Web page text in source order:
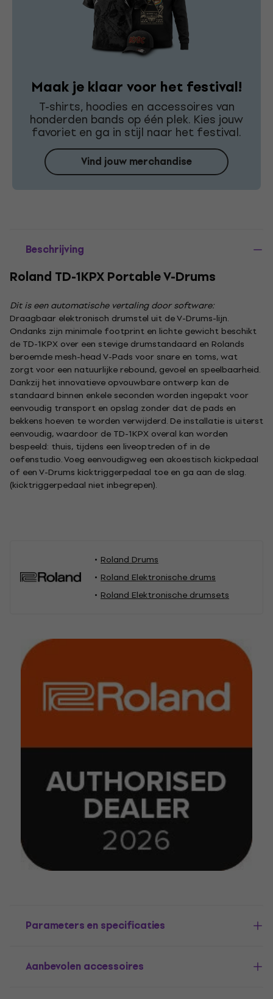
Maak je klaar voor het festival!
T-shirts, hoodies en accessoires van
honderden bands op één plek. Kies jouw
favoriet en ga in stijl naar het festival.
Vind jouw merchandise
Beschrijving
Roland TD-1KPX Portable V-Drums
Dit is een automatische vertaling door software:
Draagbaar elektronisch drumstel uit de V-Drums-lijn.
Ondanks zijn minimale footprint en lichte gewicht beschikt
de TD-1KPX over een stevige drumstandaard en Rolands
beroemde mesh-head V-Pads voor snare en toms, wat
zorgt voor een natuurlijke rebound, gevoel en speelbaarheid.
Dankzij het innovatieve opvouwbare ontwerp kan de
standaard binnen enkele seconden worden ingepakt voor
eenvoudig transport en opslag zonder dat de pads en
bekkens hoeven te worden verwijderd. De installatie is uiterst
eenvoudig, waardoor de TD-1KPX overal kan worden
bespeeld: thuis, tijdens een liveoptreden of in de
oefenstudio. Voeg eenvoudigweg een akoestisch kickpedaal
of een V-Drums kicktriggerpedaal toe en ga aan de slag.
(kicktriggerpedaal niet inbegrepen).
Roland Drums
Roland Elektronische drums
Roland Elektronische drumsets
Parameters en specificaties
Aanbevolen accessoires